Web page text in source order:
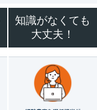
知識がなくても
大丈夫！